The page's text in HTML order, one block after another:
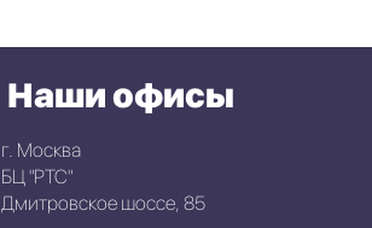
Наши офисы
г. Москва
БЦ "РТС"
Дмитровское шоссе, 85